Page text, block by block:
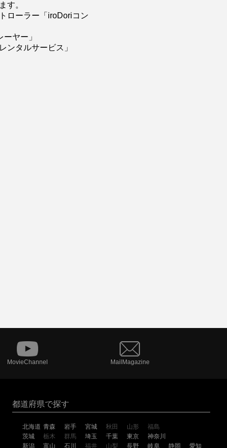
す。
ローラー「iroDoriコン
ヤー」
ンタルサービス」
MovieChannel MailMagazine
都道府県で探す
北海道 青森 岩手 宮城 秋田 山形
福島
茨城
栃木 群馬 埼玉 千葉 東京
神奈川
新潟
富山 石川 福井 山梨 長野 岐阜 静岡 愛知